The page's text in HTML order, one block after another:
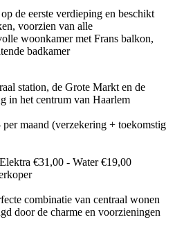
de eerste verdieping en beschikt
voorzien van alle
woonkamer met Frans balkon,
badkamer
station, de Grote Markt en de
in het centrum van Haarlem
maand (verzekering + toekomstig
€31,00 - Water €19,00
combinatie van centraal wonen
door de charme en voorzieningen